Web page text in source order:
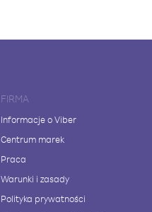
FIRMA
Informacje o Viber
Centrum marek
Praca
Warunki i zasady
Polityka prywatności